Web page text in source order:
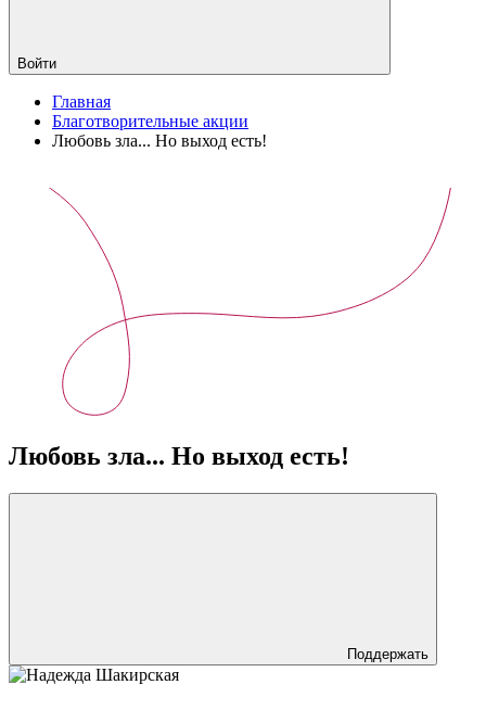
Войти
Главная
Благотворительные акции
Любовь зла... Но выход есть!
Любовь зла... Но выход есть!
Поддержать